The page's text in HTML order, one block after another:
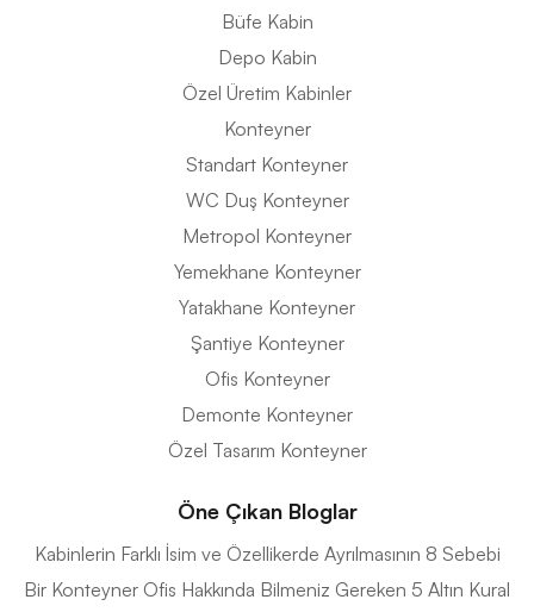
Büfe Kabin
Depo Kabin
Özel Üretim Kabinler
Konteyner
Standart Konteyner
WC Duş Konteyner
Metropol Konteyner
Yemekhane Konteyner
Yatakhane Konteyner
Şantiye Konteyner
Ofis Konteyner
Demonte Konteyner
Özel Tasarım Konteyner
Öne Çıkan Bloglar
Kabinlerin Farklı İsim ve Özellikerde Ayrılmasının 8 Sebebi
Bir Konteyner Ofis Hakkında Bilmeniz Gereken 5 Altın Kural